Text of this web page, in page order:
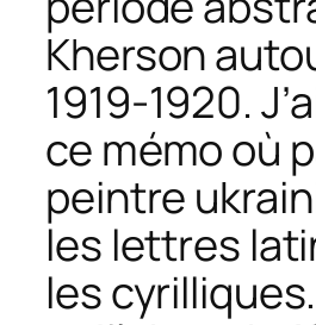
Kherson
1919-1920.
ce mémo où
peintre
les lettres
les